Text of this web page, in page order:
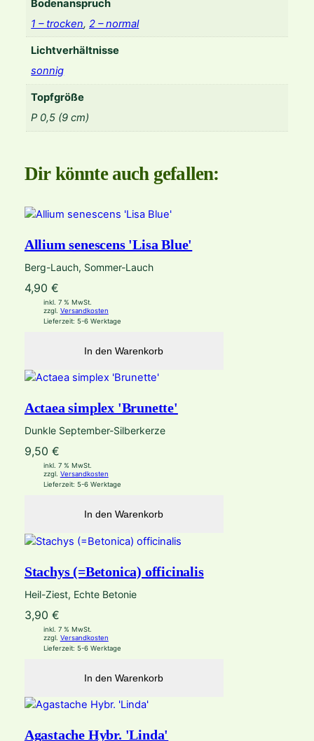
Bodenanspruch
1 – trocken,2 – normal
Lichtverhältnisse
sonnig
Topfgröße
P 0,5 (9 cm)
Dir könnte auch gefallen:
Allium senescens 'Lisa Blue'
Berg-Lauch, Sommer-Lauch
4,90 €
inkl. 7 % MwSt.
zzgl. Versandkosten
Lieferzeit: 5-6 Werktage
In den Warenkorb
Actaea simplex 'Brunette'
Dunkle September-Silberkerze
9,50 €
inkl. 7 % MwSt.
zzgl. Versandkosten
Lieferzeit: 5-6 Werktage
In den Warenkorb
Stachys (=Betonica) officinalis
Heil-Ziest, Echte Betonie
3,90 €
inkl. 7 % MwSt.
zzgl. Versandkosten
Lieferzeit: 5-6 Werktage
In den Warenkorb
Agastache Hybr. 'Linda'